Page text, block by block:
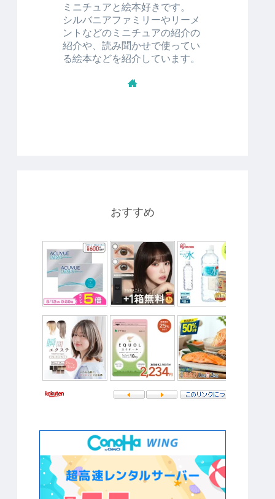
ミニチュアと絵本好きです。
シルバニアファミリーやリーメ
ントなどのミニチュアの紹介の
紹介や、読み聞かせで使ってい
る絵本などを紹介しています。
おすすめ